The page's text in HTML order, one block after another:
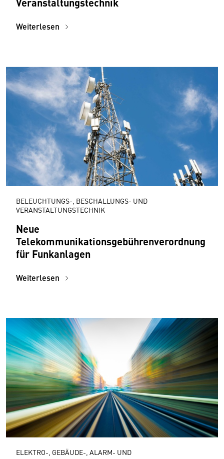
Weiterlesen
BELEUCHTUNGS-, BESCHALLUNGS- UND
VERANSTALTUNGSTECHNIK
Neue
Telekommunikationsgebührenverordnung
für Funkanlagen
Weiterlesen
ELEKTRO-, GEBÄUDE-, ALARM- UND